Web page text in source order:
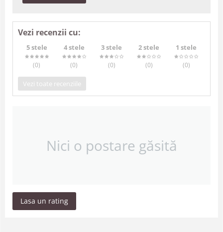
Vezi recenzii cu:
5 stele
(0)
4 stele
(0)
3 stele
(0)
2 stele
(0)
1 stele
(0)
Vezi toate recenziile
Nici o postare găsită
Lasa un rating